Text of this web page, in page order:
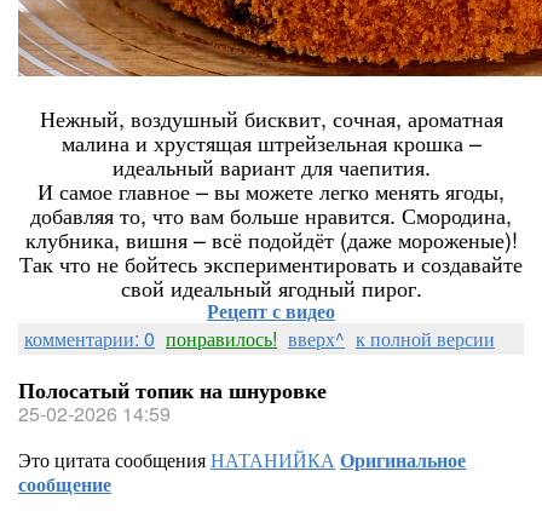
Нежный, воздушный бисквит, сочная, ароматная
малина и хрустящая штрейзельная крошка –
идеальный вариант для чаепития.
И самое главное – вы можете легко менять ягоды,
добавляя то, что вам больше нравится. Смородина,
клубника, вишня – всё подойдёт (даже мороженые)!
Так что не бойтесь экспериментировать и создавайте
свой идеальный ягодный пирог.
Рецепт с видео
комментарии: 0 понравилось! вверх^ к полной версии
Полосатый топик на шнуровке
25-02-2026 14:59
Это цитата сообщенияНАТАНИЙКАОригинальное
сообщение